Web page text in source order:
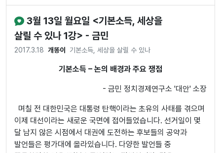
3월 13일 월요일 <기본소득, 세상을
살릴 수 있나 1강> - 금민
2017.3.18 개똥이 기본소득, 세상을 살릴 수 있나
기본소득 – 논의 배경과 주요 쟁점
- 금민 정치경제연구소 '대안' 소장
며칠 전 대한민국은 대통령 탄핵이라는 초유의 사태를 겪으며
이제 대선이라는 새로운 국면에 접어들었습니다. 선거일이 몇
달 남지 않은 시점에서 대권에 도전하는 후보들의 공약과
발언들은 평가대에 올라있습니다. 다양한 발언들 중